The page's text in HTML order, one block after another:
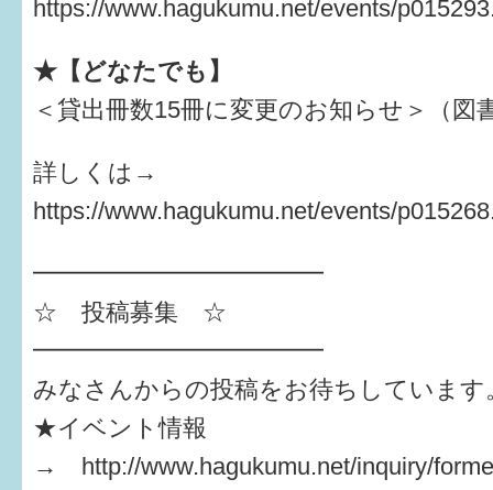
https://www.hagukumu.net/events/
★【どなたでも】
＜貸出冊数15冊に変更のお知らせ＞（図
詳しくは→
https://www.hagukumu.net/events/
━━━━━━━━━━━━
☆ 投稿募集 ☆
━━━━━━━━━━━━
みなさんからの投稿をお待ちしています
★イベント情報
→ http://www.hagukumu.net/inquiry/